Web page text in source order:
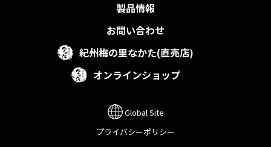
製品情報
お問い合わせ
紀州梅の里なかた(直売店)
オンラインショップ
Global Site
プライバシーポリシー